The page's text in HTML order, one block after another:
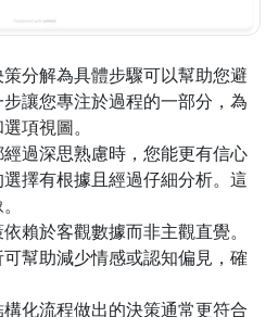
策分解為具體步驟可以幫助您避
讓您專注於過程的一部分，為
項視圖。
過深思熟慮時，您能更有信心
擇有根據且經過仔細分析。這
依賴於客觀數據而非主觀直覺。
幫助減少情感或認知偏見，確
構化流程做出的決策通常更符合